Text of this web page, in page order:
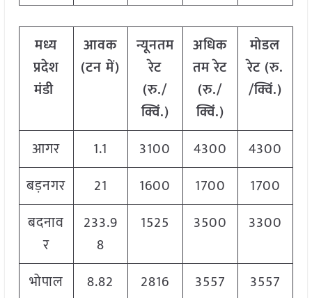
मध्य
प्रदेश
मंडी
आवक
(टन में)
न्यूनतम
रेट
(रु./
क्विं.)
अधिक
तम रेट
(रु./
क्विं.)
मोडल
रेट (रु.
/क्विं.)
आगर 1.1 3100 4300
4300
बड़नगर
21 1600 1700
1700
बदनाव
र
233.9
8
1525 3500 3300
भोपाल 8.82 2816 3557
3557